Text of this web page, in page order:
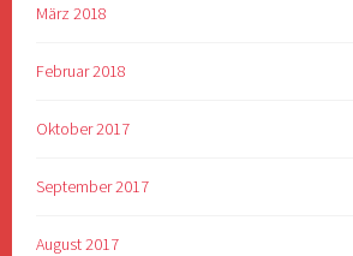
März 2018
Februar 2018
Oktober 2017
September 2017
August 2017